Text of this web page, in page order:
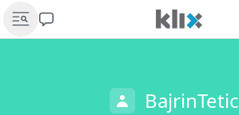
BajrinTetic